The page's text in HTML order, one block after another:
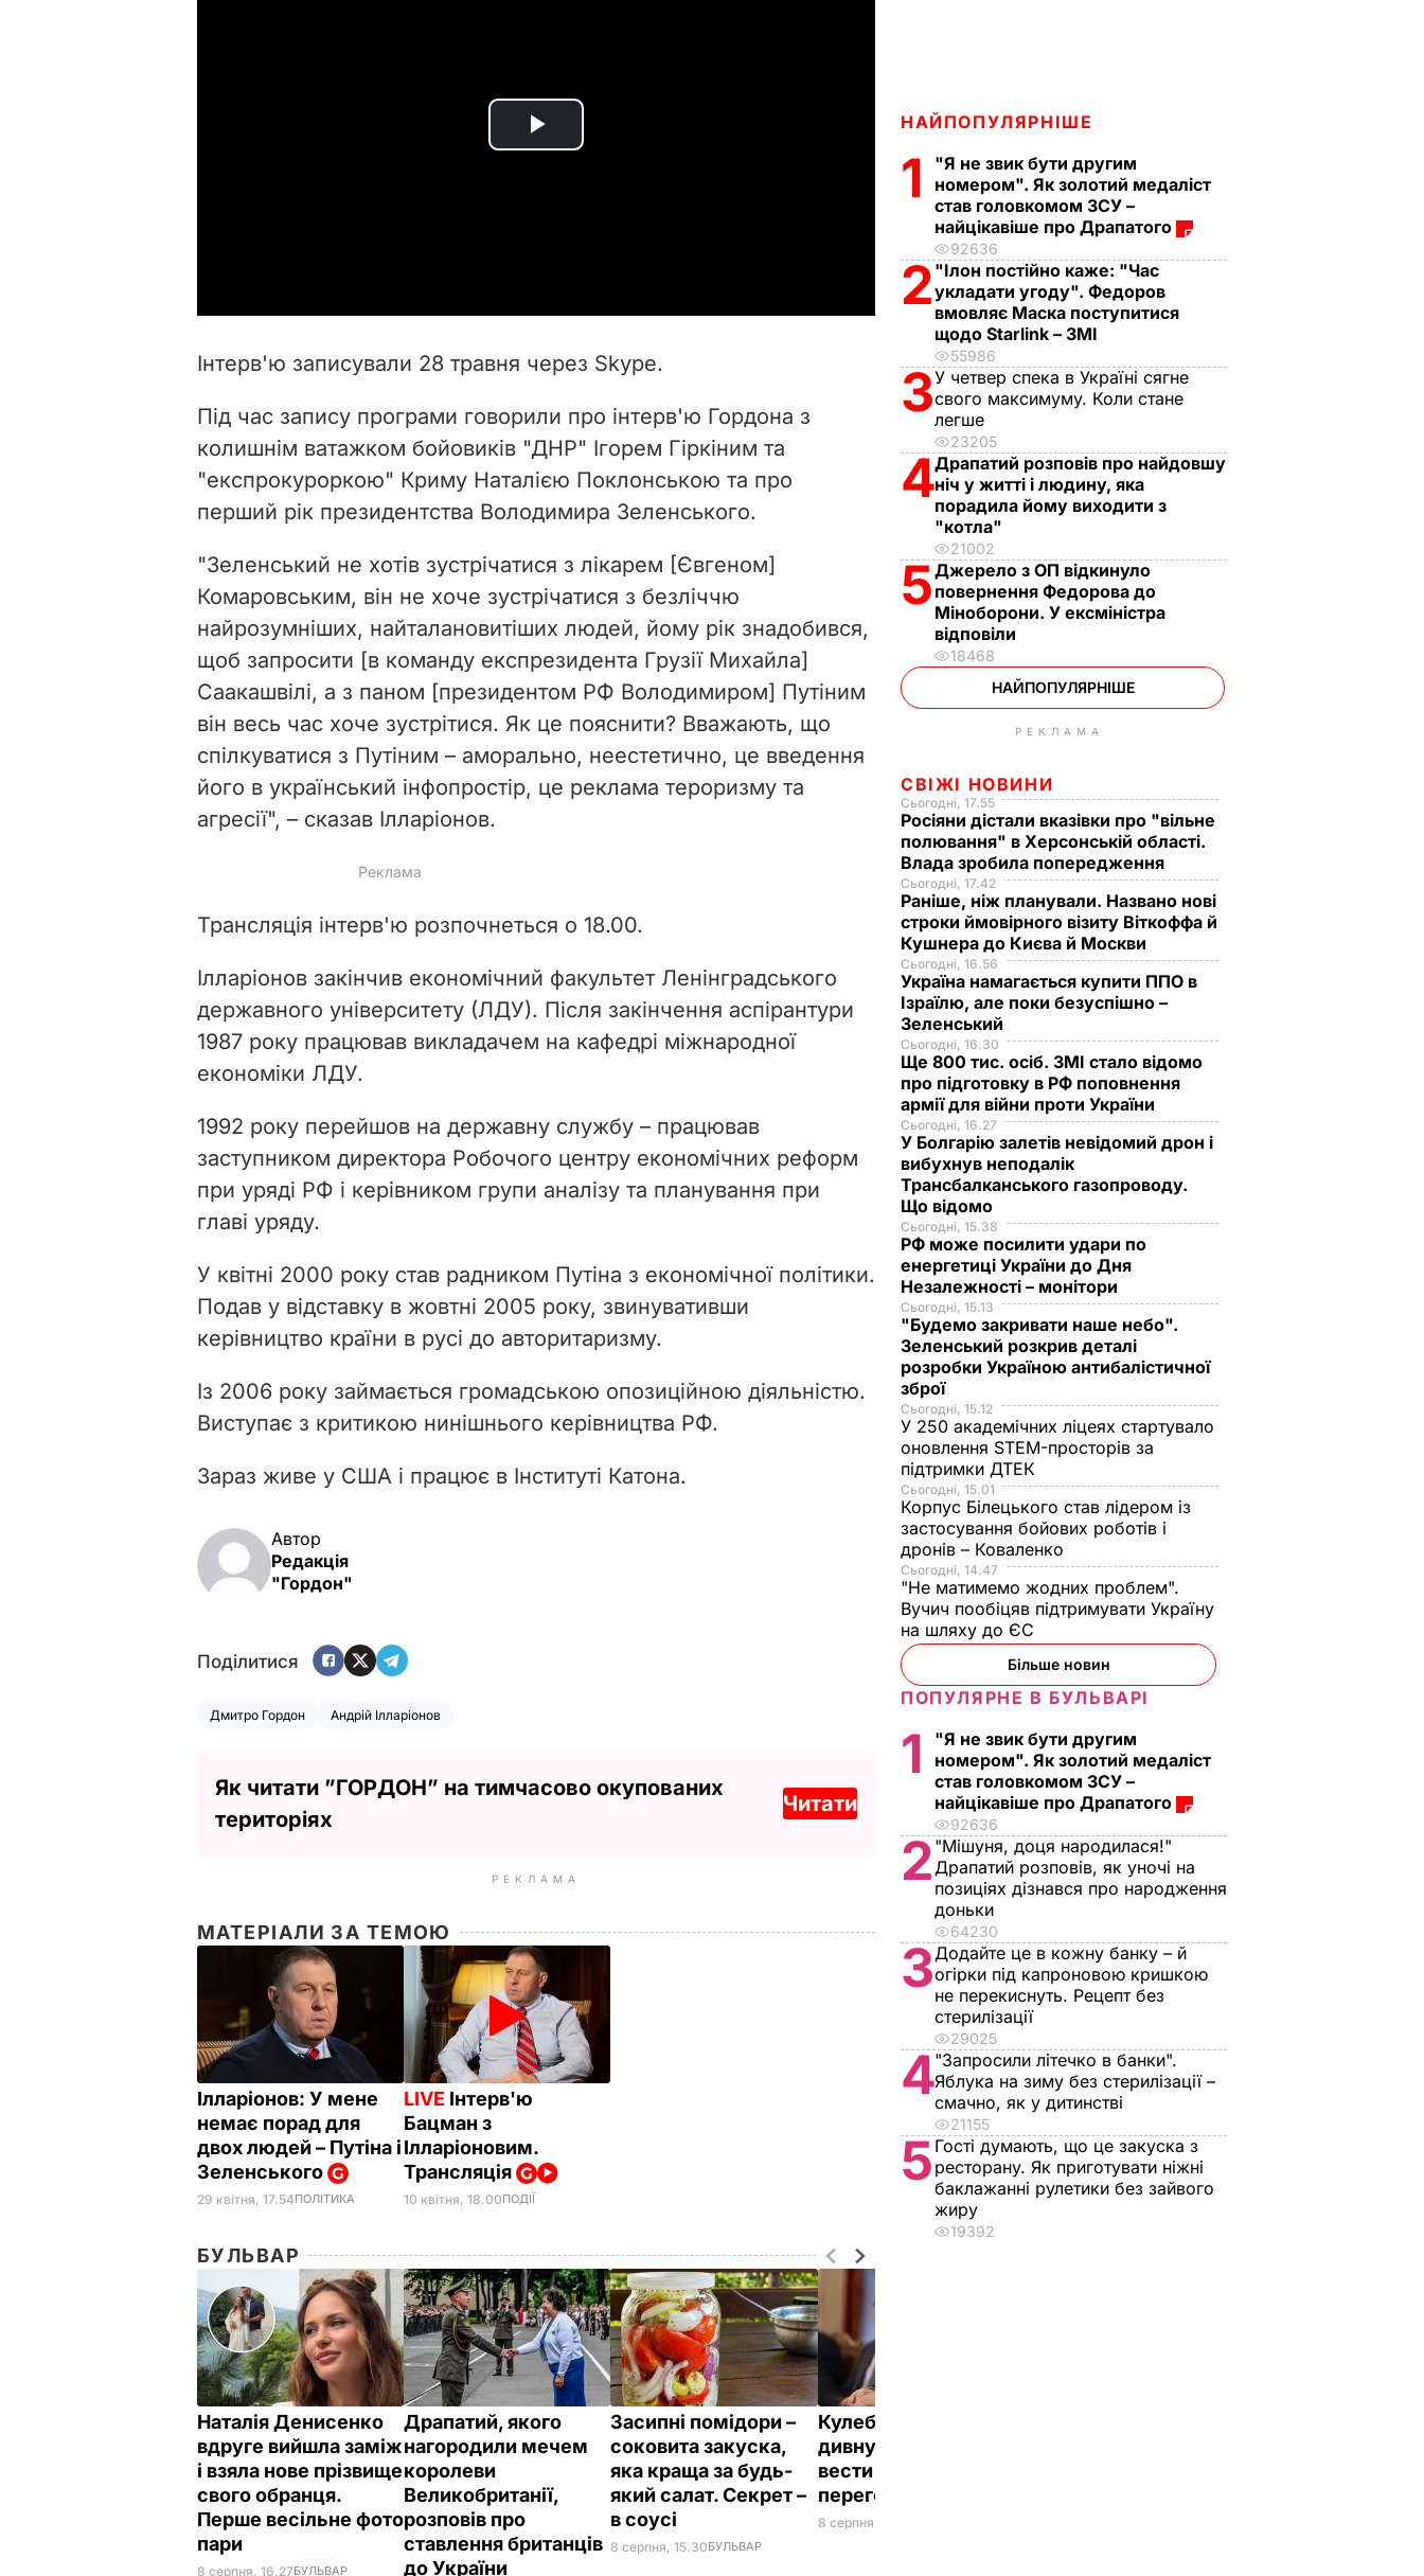
P
d
e
o
Інтерв'ю записували 28 травня через Skype.
Під час запису програми говорили про інтерв'ю Гордона з
колишнім ватажком бойовиків "ДНР" Ігорем Гіркіним та
"експрокуроркою" Криму Наталією Поклонською та про
перший рік президентства Володимира Зеленського.
"Зеленський не хотів зустрічатися з лікарем [Євгеном]
Комаровським, він не хоче зустрічатися з безліччю
найрозумніших, найталановитіших людей, йому рік знадобився,
щоб запросити [в команду експрезидента Грузії Михайла]
Саакашвілі, а з паном [президентом РФ Володимиром] Путіним
він весь час хоче зустрітися. Як це пояснити? Вважають, що
спілкуватися з Путіним – аморально, неестетично, це введення
його в український інфопростір, це реклама тероризму та
агресії", – сказав Ілларіонов.
Трансляція інтерв'ю розпочнеться о 18.00.
Ілларіонов закінчив економічний факультет Ленінградського
державного університету (ЛДУ). Після закінчення аспірантури
1987 року працював викладачем на кафедрі міжнародної
економіки ЛДУ.
1992 року перейшов на державну службу – працював
заступником директора Робочого центру економічних реформ
при уряді РФ і керівником групи аналізу та планування при
главі уряду.
У квітні 2000 року став радником Путіна з економічної політики.
Подав у відставку в жовтні 2005 року, звинувативши
керівництво країни в русі до авторитаризму.
Із 2006 року займається громадською опозиційною діяльністю.
Виступає з критикою нинішнього керівництва РФ.
Зараз живе у США і працює в Інституті Катона.
Автор
Редакція
"Гордон"
Поділитися
Дмитро Гордон Андрій Ілларіонов
Як читати ”ГОРДОН” на тимчасово окупованих
територіях
Читати
РЕКЛАМА
МАТЕРІАЛИ ЗА ТЕМОЮ
Ілларіонов: У мене
немає порад для
двох людей – Путіна і
Зеленського
29 квітня, 17.54ПОЛІТИКА
LIVE Інтерв'ю
Бацман з
Ілларіоновим.
Трансляція
10 квітня, 18.00ПОДІЇ
БУЛЬВАР
Наталія Денисенко
вдруге вийшла заміж
і взяла нове прізвище
свого обранця.
Перше весільне фото
пари
8 серпня, 16.27БУЛЬВАР
Драпатий, якого
нагородили мечем
королеви
Великобританії,
розповів про
ставлення британців
до України
Засипні помідори –
соковита закуска,
яка краща за будь-
який салат. Секрет –
в соусі
8 серпня, 15.30БУЛЬВАР
Кулеба розповів про
дивну манеру Путіна
вести телефонні
переговори
8 серпня, 10.25
НАЙПОПУЛЯРНІШЕ
1
"Я не звик бути другим
номером". Як золотий медаліст
став головкомом ЗСУ –
найцікавіше про Драпатого
92636
2 "Ілон постійно каже: "Час
укладати угоду". Федоров
вмовляє Маска поступитися
щодо Starlink – ЗМІ
55986
3У четвер спека в Україні сягне
свого максимуму. Коли стане
легше
23205
4Драпатий розповів про найдовшу
ніч у житті і людину, яка
порадила йому виходити з
"котла"
21002
5Джерело з ОП відкинуло
повернення Федорова до
Міноборони. У ексміністра
відповіли
18468
НАЙПОПУЛЯРНІШЕ
РЕКЛАМА
СВІЖІ НОВИНИ
Сьогодні, 17.55
Росіяни дістали вказівки про "вільне
полювання" в Херсонській області.
Влада зробила попередження
Сьогодні, 17.42
Раніше, ніж планували. Названо нові
строки ймовірного візиту Віткоффа й
Кушнера до Києва й Москви
Сьогодні, 16.56
Україна намагається купити ППО в
Ізраїлю, але поки безуспішно –
Зеленський
Сьогодні, 16.30
Ще 800 тис. осіб. ЗМІ стало відомо
про підготовку в РФ поповнення
армії для війни проти України
Сьогодні, 16.27
У Болгарію залетів невідомий дрон і
вибухнув неподалік
Трансбалканського газопроводу.
Що відомо
Сьогодні, 15.38
РФ може посилити удари по
енергетиці України до Дня
Незалежності – монітори
Сьогодні, 15.13
"Будемо закривати наше небо".
Зеленський розкрив деталі
розробки Україною антибалістичної
зброї
Сьогодні, 15.12
У 250 академічних ліцеях стартувало
оновлення STEM-просторів за
підтримки ДТЕК​
Сьогодні, 15.01
Корпус Білецького став лідером із
застосування бойових роботів і
дронів – Коваленко
Сьогодні, 14.47
"Не матимемо жодних проблем".
Вучич пообіцяв підтримувати Україну
на шляху до ЄС
Більше новин
ПОПУЛЯРНЕ В БУЛЬВАРІ
1
"Я не звик бути другим
номером". Як золотий медаліст
став головкомом ЗСУ –
найцікавіше про Драпатого
92636
2 "Мішуня, доця народилася!"
Драпатий розповів, як уночі на
позиціях дізнався про народження
доньки
64230
3Додайте це в кожну банку – й
огірки під капроновою кришкою
не перекиснуть. Рецепт без
стерилізації
29025
4"Запросили літечко в банки".
Яблука на зиму без стерилізації –
смачно, як у дитинстві
21155
5 Гості думають, що це закуска з
ресторану. Як приготувати ніжні
баклажанні рулетики без зайвого
жиру
19392